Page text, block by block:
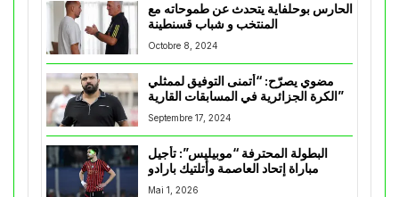
الحارس بوحلفاية يتحدث عن طموحاته مع
المنتخب و شباب قسنطينة
Octobre 8, 2024
مضوي يصرّح: “أتمنى التوفيق لممثلي
الكرة الجزائرية في المسابقات القارية”
Septembre 17, 2024
البطولة المحترفة “موبيليس”: تأجيل
مباراة إتحاد العاصمة وأتلتيك بارادو
Mai 1, 2026